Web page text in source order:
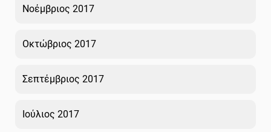
Νοέμβριος 2017
Οκτώβριος 2017
Σεπτέμβριος 2017
Ιούλιος 2017